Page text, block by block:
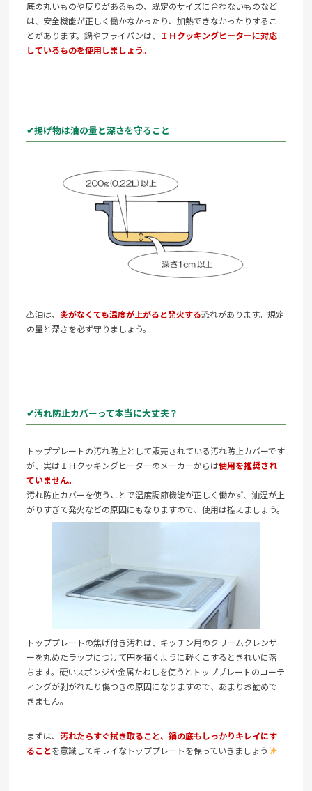
底の丸いものや反りがあるもの、既定のサイズに合わないものなど
は、安全機能が正しく働かなかったり、加熱できなかったりするこ
とがあります。鍋やフライパンは、 ＩＨクッキングヒーターに対応
しているものを使用しましょう。
✔揚げ物は油の量と深さを守ること
⚠油は、炎がなくても温度が上がると発火する恐れがあります。規定
の量と深さを必ず守りましょう。
✔汚れ防止カバーって本当に大丈夫？
トッププレートの汚れ防止として販売されている汚れ防止カバーです
が、実はＩＨクッキングヒーターのメーカーからは使用を推奨され
ていません。
汚れ防止カバーを使うことで温度調節機能が正しく働かず、油温が上
がりすぎて発火などの原因にもなりますので、使用は控えましょう。
トッププレートの焦げ付き汚れは、キッチン用のクリームクレンザ
ーを丸めたラップにつけて円を描くように軽くこするときれいに落
ちます。硬いスポンジや金属たわしを使うとトッププレートのコーテ
ィングが剥がれたり傷つきの原因になりますので、あまりお勧めで
きません。
まずは、汚れたらすぐ拭き取ること、鍋の底もしっかりキレイにす
ることを意識してキレイなトッププレートを保っていきましょう